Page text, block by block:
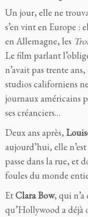
Un jour, elle ne
s’en vint en Europe :
en Allemagne, les
Le film parlant
n’avait pas trente
studios californiens
journaux américains
ses créanciers…
Deux ans après,
aujourd’hui, elle
passe dans la rue, et
foules du monde
EtClara Bow, qui
qu’Hollywood a déjà